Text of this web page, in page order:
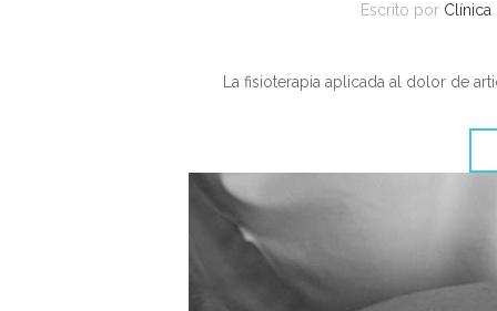
Escrito por Clínica
La fisioterapia aplicada al dolor de